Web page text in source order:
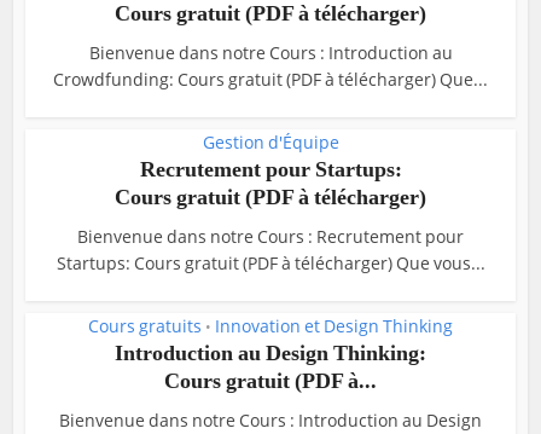
Cours gratuit (PDF à télécharger)
Bienvenue dans notre Cours : Introduction au
Crowdfunding: Cours gratuit (PDF à télécharger) Que...
Gestion d'Équipe
Recrutement pour Startups:
Cours gratuit (PDF à télécharger)
Bienvenue dans notre Cours : Recrutement pour
Startups: Cours gratuit (PDF à télécharger) Que vous...
Cours gratuits • Innovation et Design Thinking
Introduction au Design Thinking:
Cours gratuit (PDF à...
Bienvenue dans notre Cours : Introduction au Design